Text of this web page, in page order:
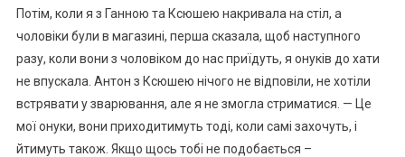
Потім, коли я з Ганною та Ксюшею накривала на стіл, а
чоловіки були в магазині, перша сказала, щоб наступного
разу, коли вони з чоловіком до нас приїдуть, я онуків до хати
не впускала. Антон з Ксюшею нічого не відповіли, не хотіли
встрявати у зварювання, але я не змогла стриматися. — Це
мої онуки, вони приходитимуть тоді, коли самі захочуть, і
йтимуть також. Якщо щось тобі не подобається –